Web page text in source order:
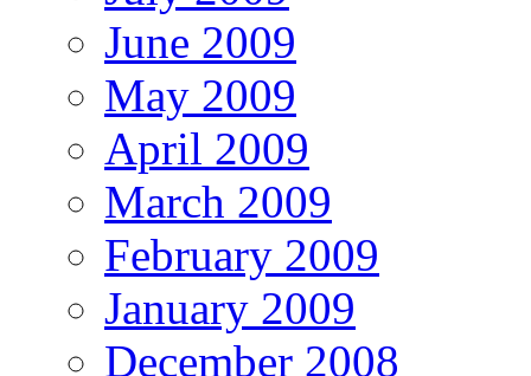
June 2009
May 2009
April 2009
March 2009
February 2009
January 2009
December 2008